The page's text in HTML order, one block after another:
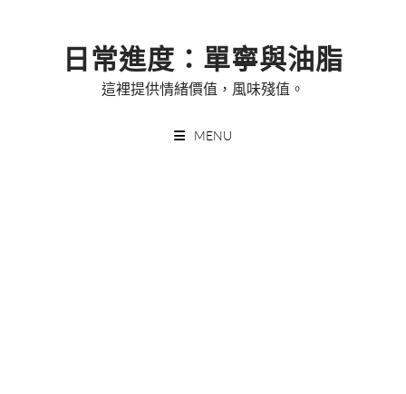
日常進度：單寧與油脂
這裡提供情緒價值，風味殘值。
MENU